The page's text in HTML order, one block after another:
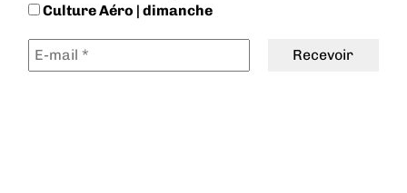
Culture Aéro | dimanche